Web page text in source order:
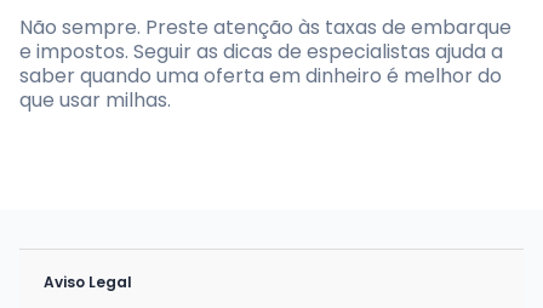
Não sempre. Preste atenção às taxas de embarque
e impostos. Seguir as dicas de especialistas ajuda a
saber quando uma oferta em dinheiro é melhor do
que usar milhas.
Aviso Legal